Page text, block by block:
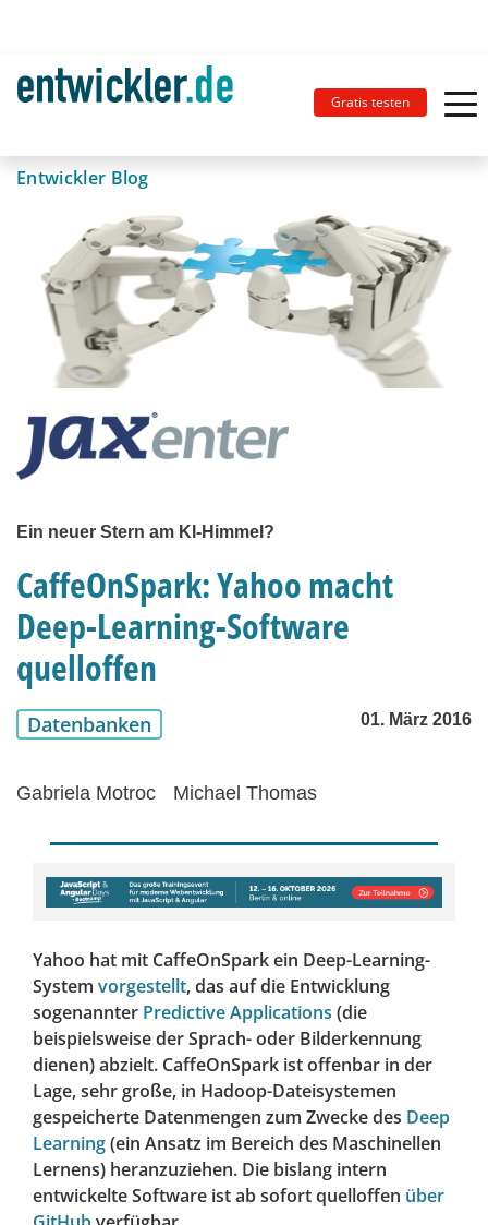
Gratis testen
Entwickler Blog
Ein neuer Stern am KI-Himmel?
CaffeOnSpark: Yahoo macht
Deep-Learning-Software
quelloffen
Datenbanken 01. März 2016
Gabriela Motroc Michael Thomas
Yahoo hat mit CaffeOnSpark ein Deep-Learning-
System vorgestellt, das auf die Entwicklung
sogenannter Predictive Applications (die
beispielsweise der Sprach- oder Bilderkennung
dienen) abzielt. CaffeOnSpark ist offenbar in der
Lage, sehr große, in Hadoop-Dateisystemen
gespeicherte Datenmengen zum Zwecke des Deep
Learning(ein Ansatz im Bereich des Maschinellen
Lernens) heranzuziehen. Die bislang intern
entwickelte Software ist ab sofort quelloffen über